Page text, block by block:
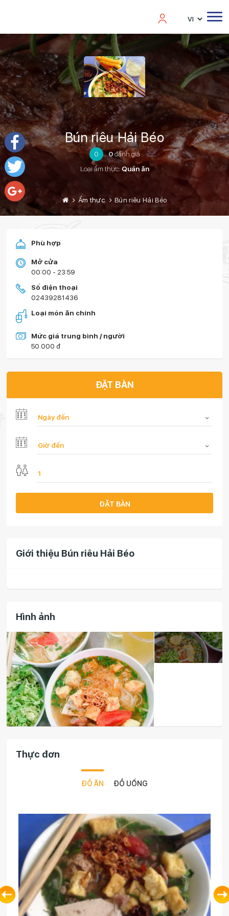
Facebook
Twitter
Google+
Bún riêu Hải Béo
0 0đánh giá
Loại ẩm thực: Quán ăn
Ẩm thực Bún riêu Hải Béo
Phù hợp
Mở cửa
00:00 - 23:59
Số điện thoại
02439281436
Loại món ăn chính
Mức giá trung bình / người
50.000 đ
ĐẶT BÀN
ĐẶT BÀN
Giới thiệu Bún riêu Hải Béo
Hình ảnh
Thực đơn
ĐỒ ĂN ĐỒ UỐNG